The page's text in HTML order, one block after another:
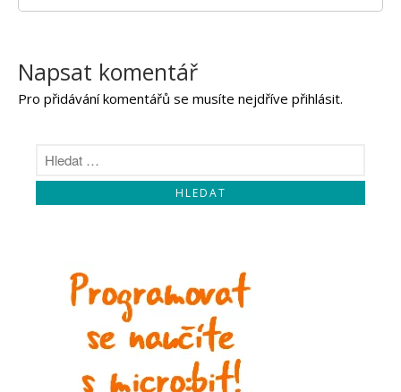
Napsat komentář
Pro přidávání komentářů se musíte nejdříve přihlásit.